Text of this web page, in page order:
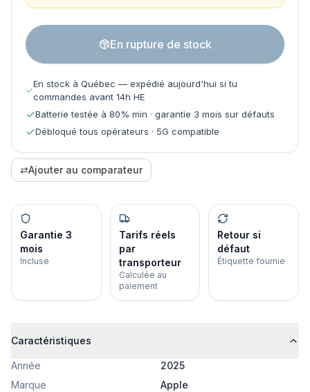
En rupture de stock
En stock à Québec — expédié aujourd'hui si tu
commandes avant 14h HE
Batterie testée à 80% min · garantie 3 mois sur défauts
Débloqué tous opérateurs · 5G compatible
⇄Ajouter au comparateur
Garantie 3
mois
Incluse
Tarifs réels
par
transporteur
Calculée au
paiement
Retour si
défaut
Étiquette fournie
Caractéristiques
Année
2025
Marque
Apple